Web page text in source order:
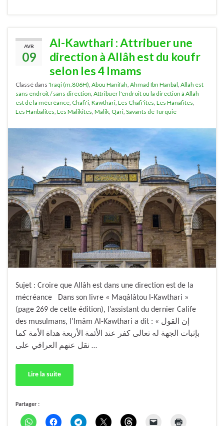
AVR
09
Al-Kawthari : Attribuer une
direction à Allâh est du koufr
selon les 4 Imams
Classé dans 'Iraqi (m.806H), Abou Hanifah, Ahmad Ibn Hanbal, Allah est
sans endroit / sans direction, Attribuer l'endroit ou la direction à Allah
est de la mécréance, Chafi'i, Kawthari, Les Chafi'ites, Les Hanafites,
Les Hanbalites, Les Malikites, Malik, Qari, Savants de Turquie
Sujet : Croire que Allâh est dans une direction est de la
mécréance Dans son livre « Maqâlâtou l-Kawthari »
(page 269 de cette édition), l’assistant du dernier Calife
des musulmans, l’Imâm Al-Kawthari a dit : « إن القول
بإثبات الجهة له تعالى كفر عند الأئمة الأربعة هداة الأمة كما
نقل عنهم العراقي على …
Lire la suite
Partager :